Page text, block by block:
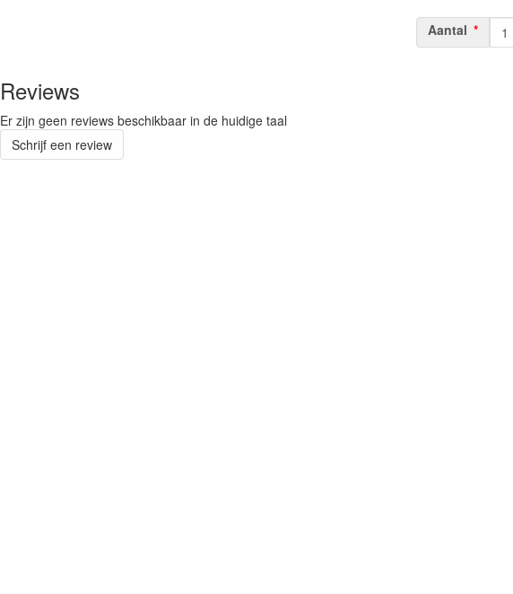
Aantal
Reviews
Er zijn geen reviews beschikbaar in de huidige taal
Schrijf een review